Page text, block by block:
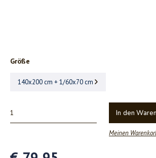
Größe
140x200 cm + 1/60x70 cm
In den
Meinen